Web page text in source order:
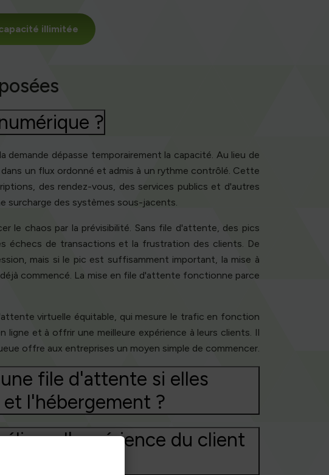
illimitée
?
dépasse temporairement la capacité. Au lieu de
un flux ordonné et admis à un rythme contrôlé. Cette
des rendez-vous, des services publics et d'autres
surcharge des systèmes sous-jacents.
le chaos par la prévisibilité. Sans file d'attente, des pics
échecs de transactions et la frustration des clients. De
mais si le pic est suffisamment important, la mise à
commencé. La mise en file d'attente fonctionne parce
virtuelle équitable, qui mesure le trafic en fonction
et à offrir une meilleure expérience à leurs clients. Il
offre aux entreprises un moyen simple de commencer.
file d'attente si elles
l'hébergement ?
l'expérience du client